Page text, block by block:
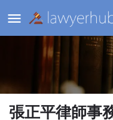
張正平律師事